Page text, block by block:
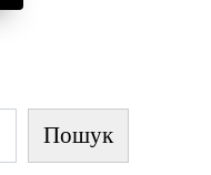
Пошук